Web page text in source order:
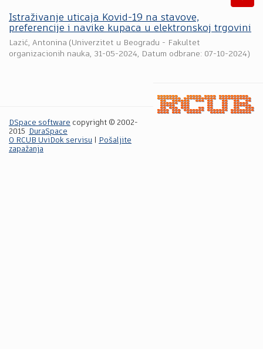
Istraživanje uticaja Kovid-19 na stavove,
preferencije i navike kupaca u elektronskoj trgovini
Lazić, Antonina (Univerzitet u Beogradu - Fakultet
organizacionih nauka, 31-05-2024, Datum odbrane: 07-10-2024)
DSpace software copyright © 2002-
2015
DuraSpace
O RCUB UviDok servisu
Pošaljite
zapažanja